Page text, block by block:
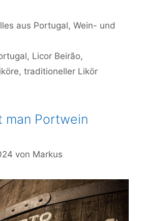
aus Portugal,Wein- und
, Licor Beirão,
, traditioneller Likör
man Portwein
von Markus